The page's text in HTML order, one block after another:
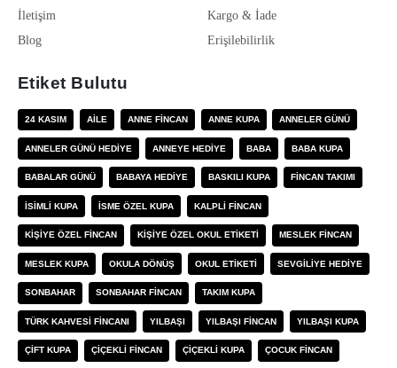
İletişim
Blog
Kargo & İade
Erişilebilirlik
Etiket Bulutu
24 KASIM AILE ANNE FINCAN ANNE KUPA ANNELER GÜNÜ
ANNELER GÜNÜ HEDIYE ANNEYE HEDIYE BABA BABA KUPA
BABALAR GÜNÜ BABAYA HEDIYE BASKILI KUPA FINCAN TAKIMI
ISIMLI KUPA ISME ÖZEL KUPA KALPLI FINCAN
KIŞIYE ÖZEL FINCAN KIŞIYE ÖZEL OKUL ETIKETI MESLEK FINCAN
MESLEK KUPA OKULA DÖNÜŞ OKUL ETIKETI SEVGILIYE HEDIYE
SONBAHAR SONBAHAR FINCAN TAKIM KUPA
TÜRK KAHVESI FINCANI YILBAŞI YILBAŞI FINCAN YILBAŞI KUPA
ÇIFT KUPA ÇIÇEKLI FINCAN ÇIÇEKLI KUPA ÇOCUK FINCAN